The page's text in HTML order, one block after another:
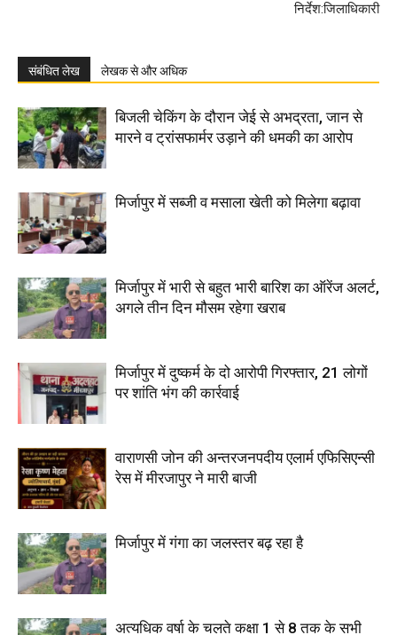
निर्देश:जिलाधिकारी
संबंधित लेख लेखक से और अधिक
बिजली चेकिंग के दौरान जेई से अभद्रता, जान से
मारने व ट्रांसफार्मर उड़ाने की धमकी का आरोप
मिर्जापुर में सब्जी व मसाला खेती को मिलेगा बढ़ावा
मिर्जापुर में भारी से बहुत भारी बारिश का ऑरेंज अलर्ट,
अगले तीन दिन मौसम रहेगा खराब
मिर्जापुर में दुष्कर्म के दो आरोपी गिरफ्तार, 21 लोगों
पर शांति भंग की कार्रवाई
वाराणसी जोन की अन्तरजनपदीय एलार्म एफिसिएन्सी
रेस में मीरजापुर ने मारी बाजी
मिर्जापुर में गंगा का जलस्तर बढ़ रहा है
अत्यधिक वर्षा के चलते कक्षा 1 से 8 तक के सभी